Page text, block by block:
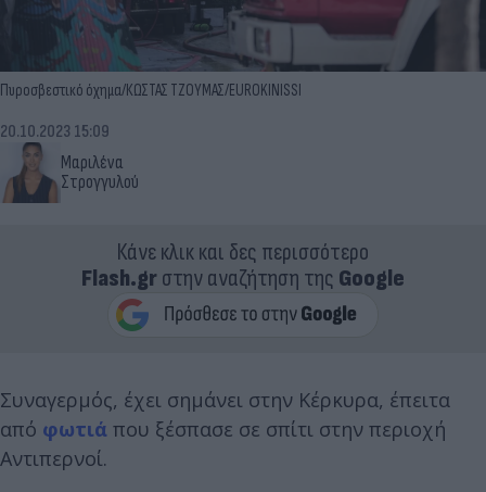
Πυροσβεστικό όχημα/ΚΩΣΤΑΣ ΤΖΟΥΜΑΣ/EUROKINISSI
Μαριλένα
Στρογγυλού
20.10.2023 15:09
Κάνε κλικ και δες περισσότερο
Flash.grστην αναζήτηση της Google
Συναγερμός, έχει σημάνει στην Κέρκυρα, έπειτα
από φωτιά που ξέσπασε σε σπίτι στην περιοχή
Αντιπερνοί.